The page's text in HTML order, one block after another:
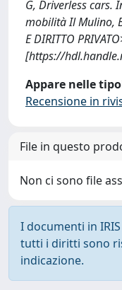
G, Driverless cars.
mobilità Il Mulino,
E DIRITTO
[https://
Appare nelle
Recensione in
File in questo
Non ci sono file
I documenti in
tutti i diritti sono
indicazione.